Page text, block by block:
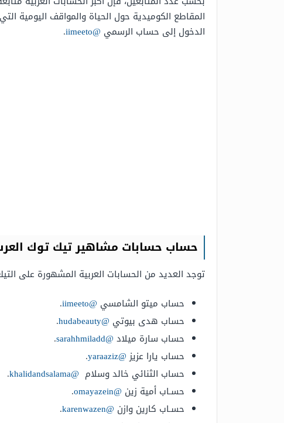
المقاطع الكوميدية حول الحياة والمواقف اليومية
الدخول إلى حساب الرسمي @iimeeto
.
حساب حسابات مشاهيرتيك توك
توجد العديد من الحسابات العربية المشهورة على
حساب ميتو الشامسي @iimeeto
.
حساب هدى بيوتي @hudabeauty
.
حساب سارة ميلاد @sarahhmiladd
.
حساب يارا عزيز@yaraaziz
.
حساب الثنائي خالد وسلام @khalidandsalama
.
حسـاب أمية زين @omayazein
.
حسـاب كارين وازن @karenwazen
.